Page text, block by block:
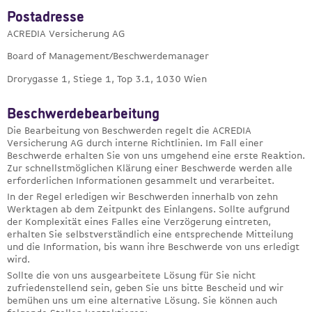
Postadresse
ACREDIA Versicherung AG
Board of Management/Beschwerdemanager
Drorygasse 1, Stiege 1, Top 3.1, 1030 Wien
Beschwerdebearbeitung
Die Bearbeitung von Beschwerden regelt die ACREDIA
Versicherung AG durch interne Richtlinien. Im Fall einer
Beschwerde erhalten Sie von uns umgehend eine erste Reaktion.
Zur schnellstmöglichen Klärung einer Beschwerde werden alle
erforderlichen Informationen gesammelt und verarbeitet.
In der Regel erledigen wir Beschwerden innerhalb von zehn
Werktagen ab dem Zeitpunkt des Einlangens. Sollte aufgrund
der Komplexität eines Falles eine Verzögerung eintreten,
erhalten Sie selbstverständlich eine entsprechende Mitteilung
und die Information, bis wann ihre Beschwerde von uns erledigt
wird.
Sollte die von uns ausgearbeitete Lösung für Sie nicht
zufriedenstellend sein, geben Sie uns bitte Bescheid und wir
bemühen uns um eine alternative Lösung. Sie können auch